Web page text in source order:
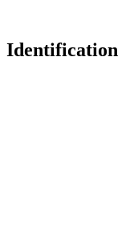
Identification